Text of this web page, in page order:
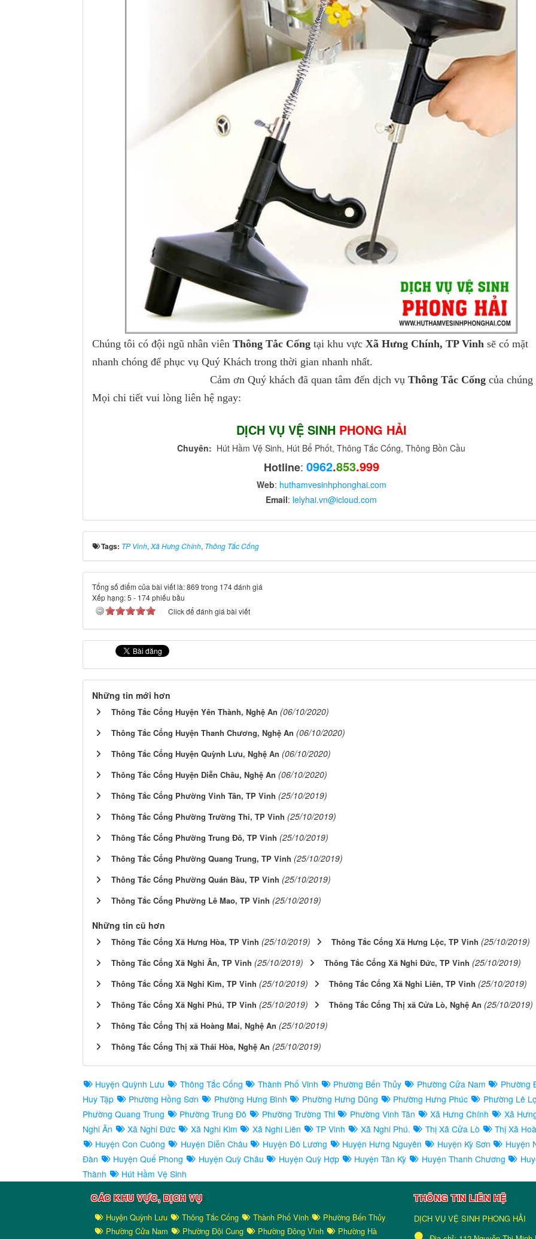
Chúng tôi có đội ngũ nhân viên Thông Tắc Cống tại khu vực Xã Hưng Chính, TP Vinh sẽ có mặt
nhanh chóng để phục vụ Quý Khách trong thời gian nhanh nhất.
Cảm ơn Quý khách đã quan tâm đến dịch vụ Thông Tắc Cốngcủa chúng
Mọi chi tiết vui lòng liên hệ ngay:
DỊCH VỤ VỆ SINH PHONG HẢI
Chuyên: Hút Hầm Vệ Sinh, Hút Bể Phốt, Thông Tắc Cống, Thông Bồn Cầu
Hotline: 0962.853.999
Web: huthamvesinhphonghai.com
Email: lelyhai.vn@icloud.com
Tags: TP Vinh, Xã Hưng Chính, Thông Tắc Cống
Tổng số điểm của bài viết là: 869 trong 174 đánh giá
Xếp hạng:5 - 174phiếu bầu
Click để đánh giá bài viết
Những tin mới hơn
Thông Tắc Cống Huyện Yên Thành, Nghệ An (06/10/2020)
Thông Tắc Cống Huyện Thanh Chương, Nghệ An (06/10/2020)
Thông Tắc Cống Huyện Quỳnh Lưu, Nghệ An (06/10/2020)
Thông Tắc Cống Huyện Diễn Châu, Nghệ An (06/10/2020)
Thông Tắc Cống Phường Vinh Tân, TP Vinh (25/10/2019)
Thông Tắc Cống Phường Trường Thi, TP Vinh (25/10/2019)
Thông Tắc Cống Phường Trung Đô, TP Vinh (25/10/2019)
Thông Tắc Cống Phường Quang Trung, TP Vinh (25/10/2019)
Thông Tắc Cống Phường Quán Bàu, TP Vinh (25/10/2019)
Thông Tắc Cống Phường Lê Mao, TP Vinh (25/10/2019)
Những tin cũ hơn
Thông Tắc Cống Xã Hưng Hòa, TP Vinh (25/10/2019) Thông Tắc Cống Xã Hưng Lộc, TP Vinh (25/10/2019)
Thông Tắc Cống Xã Nghi Ân, TP Vinh (25/10/2019) Thông Tắc Cống Xã Nghi Đức, TP Vinh (25/10/2019)
Thông Tắc Cống Xã Nghi Kim, TP Vinh (25/10/2019) Thông Tắc Cống Xã Nghi Liên, TP Vinh (25/10/2019)
Thông Tắc Cống Xã Nghi Phú, TP Vinh (25/10/2019) Thông Tắc Cống Thị xã Cửa Lò, Nghệ An (25/10/2019)
Thông Tắc Cống Thị xã Hoàng Mai, Nghệ An (25/10/2019)
Thông Tắc Cống Thị xã Thái Hòa, Nghệ An (25/10/2019)
Huyện Quỳnh Lưu Thông Tắc Cống Thành Phố Vinh Phường Bến Thủy Phường Cửa Nam
Phường
Huy Tập
Phường Hồng Sơn Phường Hưng Bình Phường Hưng Dũng Phường Hưng Phúc
Phường Lê
Phường Quang Trung
Phường Trung Đô Phường Trường Thi Phường Vinh Tân Xã Hưng Chính
Xã
Nghi Ân
Xã Nghi Đức Xã Nghi Kim Xã Nghi Liên TP Vinh Xã Nghi Phú. Thị Xã Cửa Lò
Thị Xã
Huyện Con Cuông
Huyện Diễn Châu Huyện Đô Lương Huyện Hưng Nguyên Huyện Kỳ Sơn
Huyện
Đàn
Huyện Quế Phong Huyện Quỳ Châu Huyện Quỳ Hợp Huyện Tân Kỳ Huyện Thanh Chương
Thành
Hút Hầm Vệ Sinh
CÁC KHU VỰC, DỊCH VỤ
Huyện Quỳnh Lưu Thông Tắc Cống Thành Phố Vinh
Phường Bến Thủy
Phường Cửa Nam
Phường Đội Cung Phường Đông Vĩnh
Phường Hà
THÔNG TIN LIÊN HỆ
DỊCH VỤ VỆ SINH PHONG HẢI